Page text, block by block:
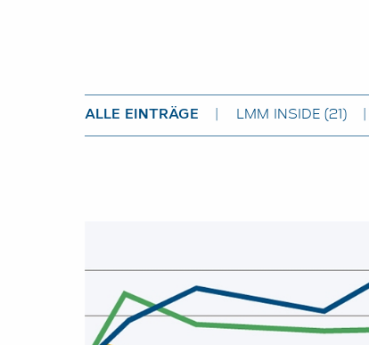
ALLE EINTRÄGE LMM INSIDE (21)